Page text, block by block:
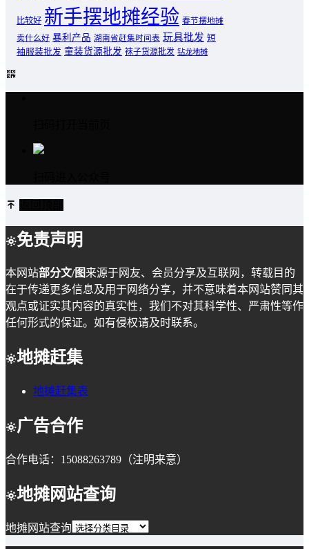
比较好 新手摆地摊经验 春节摆地摊
卖什么好 暴利产品 湖南省赶集时间表 玩具批发 短
袖服装批发 童装货源批发 袜子货源批发 钻龙地摊
免责声明
本网站部分文/图来源于网友、会员分享及互联网，转载目的
在于传递更多信息及用于网络分享，并不意味着本网站赞同其
观点或证实其内容的真实性，我们不对其科学性、严肃性等作
任何形式的保证。如有侵权请及时联系。
地摊赶集
地摊赶集表
广告合作
合作电话：15088263789（注明来意）
地摊网站查询
地摊网站查询